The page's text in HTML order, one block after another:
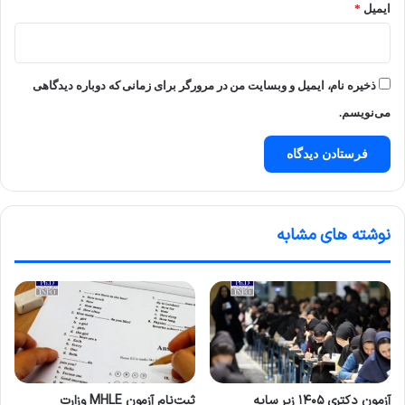
ایمیل *
ذخیره نام، ایمیل و وبسایت من در مرورگر برای زمانی که دوباره دیدگاهی
می‌نویسم.
نوشته های مشابه
آزمون دکتری ۱۴۰۵ زیر سایه ثبت‌نام آزمون MHLE وزارت